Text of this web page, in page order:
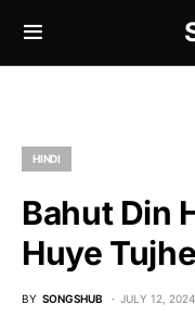
HINDI
Bahut Din
Huye
BY SONGSHUB JULY 12, 2024